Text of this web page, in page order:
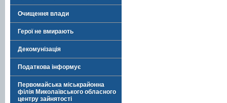
Очищення влади
Герої не вмирають
Декомунізація
Податкова інформує
Первомайська міськрайонна
філія Миколаївського обласного
центру зайнятості